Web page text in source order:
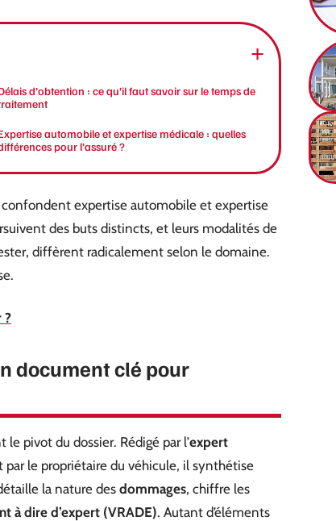
d’obtention : ce qu’il faut savoir sur le temps de
automobile et expertise médicale : quelles
pour l’assuré ?
expertise automobile et expertise
des buts distincts, et leurs modalités de
diffèrent radicalement selon le domaine.
?
document clé pour
le pivot du dossier. Rédigé par l’expert
par le propriétaire du véhicule, il synthétise
la nature des dommages, chiffre les
à dire d’expert (VRADE). Autant d’éléments